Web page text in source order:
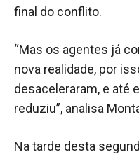
final do conflito.
“Mas os agentes já
nova realidade, por
desaceleraram, e até
reduziu”, analisa
Na tarde desta